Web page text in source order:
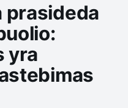
prasideda
yra